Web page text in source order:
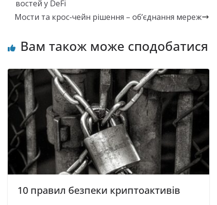
востей у DeFi
Мости та крос-чейн рішення – об’єднання мереж
Вам також може сподобатися
10 правил безпеки криптоактивів